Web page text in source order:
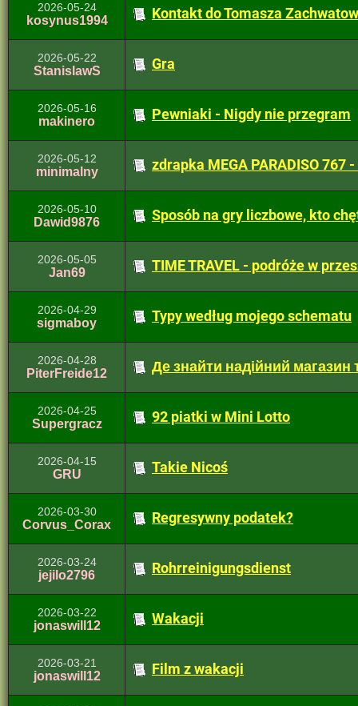
2026-05-24
kosynus1994 Kontakt do Tomasza
2026-05-22
StanislawS Gra
2026-05-16
makinero Pewniaki - Nigdy nie przegram
2026-05-12
minimalny zdrapka MEGA PARADISO 767
2026-05-10
Dawid9876 Sposób na gry liczbowe, kto
2026-05-05
Jan69 TIME TRAVEL - podróże w
2026-04-29
sigmaboy Typy według mojego schematu
2026-04-28
PiterFreide12 Де знайти надійний магазин
2026-04-25
Supergracz 92 piatki w Mini Lotto
2026-04-15
GRU Takie Nicoś
2026-03-30
Corvus_Corax Regresywny podatek?
2026-03-24
jejilo2796 Rohrreinigungsdienst
2026-03-22
jonaswill12 Wakacji
2026-03-21
jonaswill12 Film z wakacji